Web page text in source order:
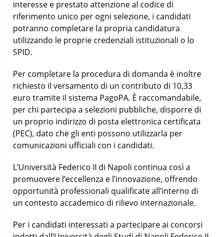
interesse e prestato attenzione al codice di
riferimento unico per ogni selezione, i candidati
potranno completare la propria candidatura
utilizzando le proprie credenziali istituzionali o lo
SPID.
Per completare la procedura di domanda è inoltre
richiesto il versamento di un contributo di 10,33
euro tramite il sistema PagoPA. È raccomandabile,
per chi partecipa a selezioni pubbliche, disporre di
un proprio indirizzo di posta elettronica certificata
(PEC), dato che gli enti possono utilizzarla per
comunicazioni ufficiali con i candidati.
L’Università Federico II di Napoli continua così a
promuovere l’eccellenza e l’innovazione, offrendo
opportunità professionali qualificate all’interno di
un contesto accademico di rilievo internazionale.
Per i candidati interessati a partecipare ai concorsi